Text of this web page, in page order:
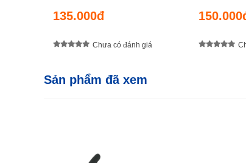
135.000đ
Chưa có đánh giá
Sản phẩm đã xem